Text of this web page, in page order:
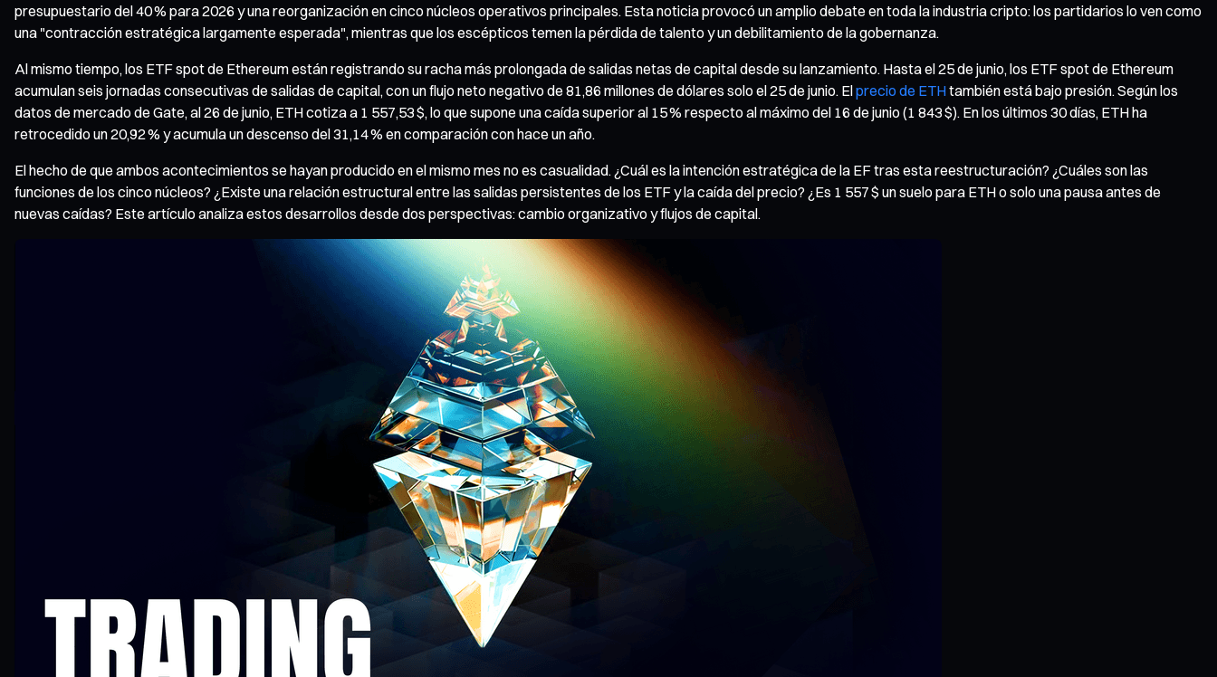
presupuestario del 40 % para 2026 y una reorganización en cinco núcleos operativos principales. Esta noticia provocó un amplio debate en toda la industria cripto: los partidarios lo ven como
una "contracción estratégica largamente esperada", mientras que los escépticos temen la pérdida de talento y un debilitamiento de la gobernanza.
Al mismo tiempo, los ETF spot de Ethereum están registrando su racha más prolongada de salidas netas de capital desde su lanzamiento. Hasta el 25 de junio, los ETF spot de Ethereum
acumulan seis jornadas consecutivas de salidas de capital, con un flujo neto negativo de 81,86 millones de dólares solo el 25 de junio. Elprecio de ETHtambién está bajo presión. Según los
datos de mercado de Gate, al 26 de junio, ETH cotiza a 1 557,53 $, lo que supone una caída superior al 15 % respecto al máximo del 16 de junio (1 843 $). En los últimos 30 días, ETH ha
retrocedido un 20,92 % y acumula un descenso del 31,14 % en comparación con hace un año.
El hecho de que ambos acontecimientos se hayan producido en el mismo mes no es casualidad. ¿Cuál es la intención estratégica de la EF tras esta reestructuración? ¿Cuáles son las
funciones de los cinco núcleos? ¿Existe una relación estructural entre las salidas persistentes de los ETF y la caída del precio? ¿Es 1 557 $ un suelo para ETH o solo una pausa antes de
nuevas caídas? Este artículo analiza estos desarrollos desde dos perspectivas: cambio organizativo y flujos de capital.